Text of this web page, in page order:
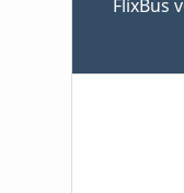
FlixBus